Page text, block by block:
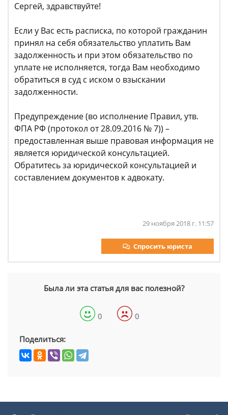
Сергей, здравствуйте!
Если у Вас есть расписка, по которой гражданин
принял на себя обязательство уплатить Вам
задолженность и при этом обязательство по
уплате не исполняется, тогда Вам необходимо
обратиться в суд с иском о взыскании
задолженности.
Предупреждение (во исполнение Правил, утв.
ФПА РФ (протокол от 28.09.2016 № 7)) –
предоставленная выше правовая информация не
является юридической консультацией.
Обратитесь за юридической консультацией и
составлением документов к адвокату.
29 ноября 2018 г. 11:57
Спросить юриста
Была ли эта статья для вас полезной?
0 0
Поделиться: